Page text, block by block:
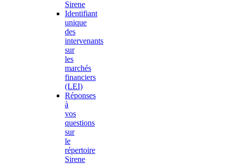
Sirene
Identifiant
unique
des
intervenants
sur
les
marchés
financiers
(LEI)
Réponses
à
vos
questions
sur
le
répertoire
Sirene